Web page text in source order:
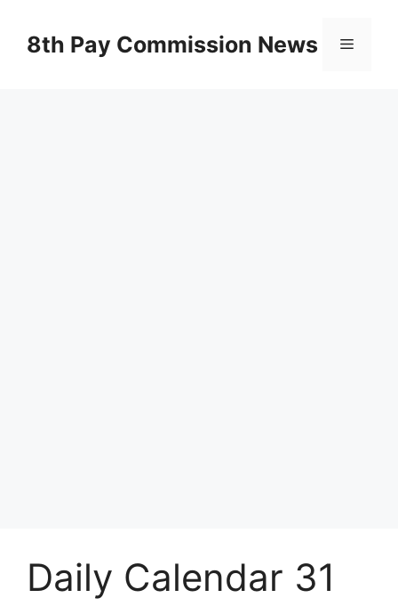
content8th Pay Commission News Menu
Daily Calendar 31